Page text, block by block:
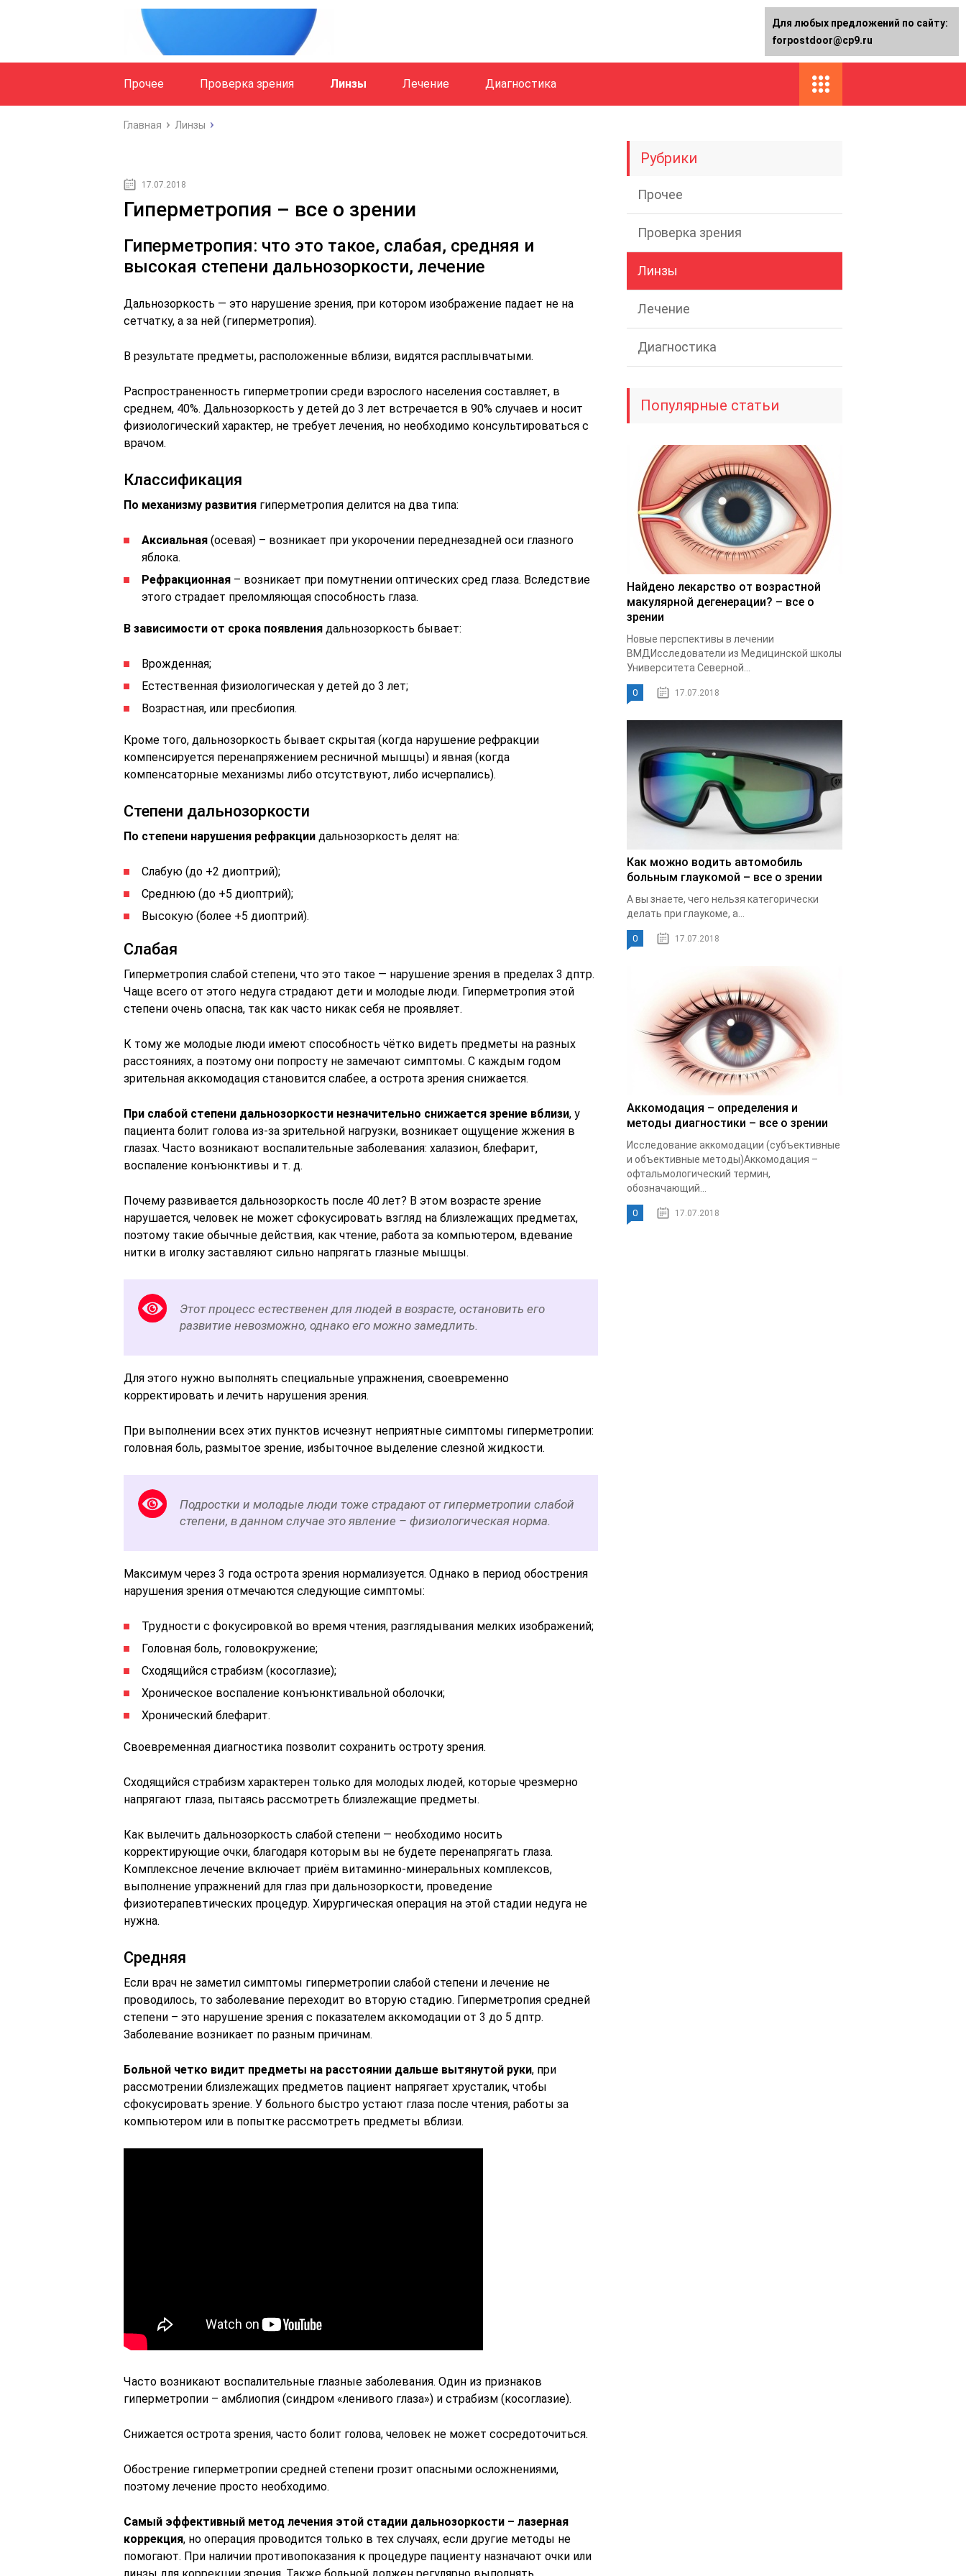
Прочее Проверка зрения Линзы Лечение Диагностика
Главная Линзы
17.07.2018
Гиперметропия – все о зрении
Гиперметропия: что это такое, слабая, средняя и
высокая степени дальнозоркости, лечение
Дальнозоркость — это нарушение зрения, при котором изображение падает не на
сетчатку, а за ней (гиперметропия).
В результате предметы, расположенные вблизи, видятся расплывчатыми.
Распространенность гиперметропии среди взрослого населения составляет, в
среднем, 40%. Дальнозоркость у детей до 3 лет встречается в 90% случаев и носит
физиологический характер, не требует лечения, но необходимо консультироваться с
врачом.
Классификация
По механизму развития гиперметропия делится на два типа:
Аксиальная (осевая) – возникает при укорочении переднезадней оси глазного
яблока.
Рефракционная – возникает при помутнении оптических сред глаза. Вследствие
этого страдает преломляющая способность глаза.
В зависимости от срока появления дальнозоркость бывает:
Врожденная;
Естественная физиологическая у детей до 3 лет;
Возрастная, или пресбиопия.
Кроме того, дальнозоркость бывает скрытая (когда нарушение рефракции
компенсируется перенапряжением ресничной мышцы) и явная (когда
компенсаторные механизмы либо отсутствуют, либо исчерпались).
Степени дальнозоркости
По степени нарушения рефракции дальнозоркость делят на:
Слабую (до +2 диоптрий);
Среднюю (до +5 диоптрий);
Высокую (более +5 диоптрий).
Слабая
Гиперметропия слабой степени, что это такое — нарушение зрения в пределах 3 дптр.
Чаще всего от этого недуга страдают дети и молодые люди. Гиперметропия этой
степени очень опасна, так как часто никак себя не проявляет.
К тому же молодые люди имеют способность чётко видеть предметы на разных
расстояниях, а поэтому они попросту не замечают симптомы. С каждым годом
зрительная аккомодация становится слабее, а острота зрения снижается.
При слабой степени дальнозоркости незначительно снижается зрение вблизи, у
пациента болит голова из-за зрительной нагрузки, возникает ощущение жжения в
глазах. Часто возникают воспалительные заболевания: халазион, блефарит,
воспаление конъюнктивы и т. д.
Почему развивается дальнозоркость после 40 лет? В этом возрасте зрение
нарушается, человек не может сфокусировать взгляд на близлежащих предметах,
поэтому такие обычные действия, как чтение, работа за компьютером, вдевание
нитки в иголку заставляют сильно напрягать глазные мышцы.
Этот процесс естественен для людей в возрасте, остановить его
развитие невозможно, однако его можно замедлить.
Для этого нужно выполнять специальные упражнения, своевременно
корректировать и лечить нарушения зрения.
При выполнении всех этих пунктов исчезнут неприятные симптомы гиперметропии:
головная боль, размытое зрение, избыточное выделение слезной жидкости.
Подростки и молодые люди тоже страдают от гиперметропии слабой
степени, в данном случае это явление – физиологическая норма.
Максимум через 3 года острота зрения нормализуется. Однако в период обострения
нарушения зрения отмечаются следующие симптомы:
Трудности с фокусировкой во время чтения, разглядывания мелких изображений;
Головная боль, головокружение;
Сходящийся страбизм (косоглазие);
Хроническое воспаление конъюнктивальной оболочки;
Хронический блефарит.
Своевременная диагностика позволит сохранить остроту зрения.
Сходящийся страбизм характерен только для молодых людей, которые чрезмерно
напрягают глаза, пытаясь рассмотреть близлежащие предметы.
Как вылечить дальнозоркость слабой степени — необходимо носить
корректирующие очки, благодаря которым вы не будете перенапрягать глаза.
Комплексное лечение включает приём витаминно-минеральных комплексов,
выполнение упражнений для глаз при дальнозоркости, проведение
физиотерапевтических процедур. Хирургическая операция на этой стадии недуга не
нужна.
Средняя
Если врач не заметил симптомы гиперметропии слабой степени и лечение не
проводилось, то заболевание переходит во вторую стадию. Гиперметропия средней
степени – это нарушение зрения с показателем аккомодации от 3 до 5 дптр.
Заболевание возникает по разным причинам.
Больной четко видит предметы на расстоянии дальше вытянутой руки, при
рассмотрении близлежащих предметов пациент напрягает хрусталик, чтобы
сфокусировать зрение. У больного быстро устают глаза после чтения, работы за
компьютером или в попытке рассмотреть предметы вблизи.
Часто возникают воспалительные глазные заболевания. Один из признаков
гиперметропии – амблиопия (синдром «ленивого глаза») и страбизм (косоглазие).
Снижается острота зрения, часто болит голова, человек не может сосредоточиться.
Обострение гиперметропии средней степени грозит опасными осложнениями,
поэтому лечение просто необходимо.
Самый эффективный метод лечения этой стадии дальнозоркости – лазерная
коррекция, но операция проводится только в тех случаях, если другие методы не
помогают. При наличии противопоказания к процедуре пациенту назначают очки или
Рубрики
Прочее
Проверка зрения
Линзы
Лечение
Диагностика
Популярные статьи
Найдено лекарство от возрастной
макулярной дегенерации? – все о
зрении
Новые перспективы в лечении
ВМДИсследователи из Медицинской школы
Университета Северной...
0 17.07.2018
Как можно водить автомобиль
больным глаукомой – все о зрении
А вы знаете, чего нельзя категорически
делать при глаукоме, а...
0 17.07.2018
Аккомодация – определения и
методы диагностики – все о зрении
Исследование аккомодации (субъективные
и объективные методы)Аккомодация –
офтальмологический термин,
обозначающий...
0 17.07.2018
Для любых предложений по сайту:
forpostdoor@cp9.ru